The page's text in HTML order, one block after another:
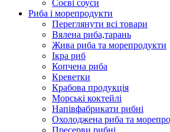
Соєві соуси
Риба і морепродукти
Переглянути всі товари
Вялена риба,тарань
Жива риба та морепродукти
Ікра риб
Копчена риба
Крeветки
Крабова продукція
Морські коктейлi
Напівфабрикати рибні
Охолоджена риба та
Пресерви рибні